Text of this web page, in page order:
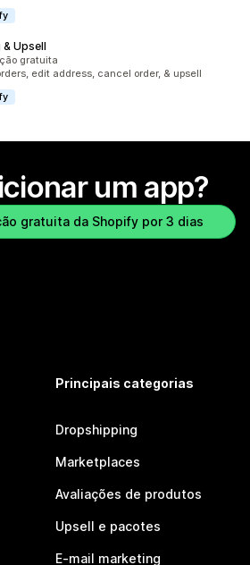
& Upsell
gratuita
edit address, cancel order, & upsell
um app?
gratuita da Shopify por 3 dias
Principais categorias
Dropshipping
Marketplaces
Avaliações de produtos
Upsell e pacotes
E-mail marketing